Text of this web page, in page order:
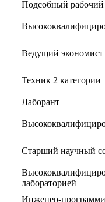
Подсобный рабочий
Ведущий экономист
Техник 2 категории
Лаборант
Старший научный
лабораторией
Инженер-